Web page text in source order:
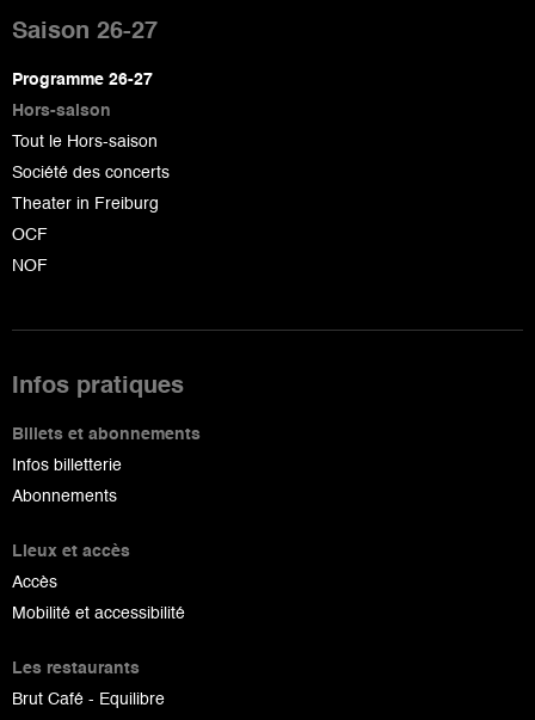
de
page
Saison 26-27
Programme 26-27
Hors-saison
Tout le Hors-saison
Société des concerts
Theater in Freiburg
OCF
NOF
Infos pratiques
Billets et abonnements
Infos billetterie
Abonnements
Lieux et accès
Accès
Mobilité et accessibilité
Les restaurants
Brut Café - Equilibre